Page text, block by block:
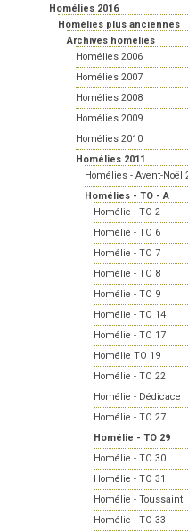
Homélies 2016
Homélies plus anciennes
Archives homélies
Homélies 2006
Homélies 2007
Homélies 2008
Homélies 2009
Homélies 2010
Homélies 2011
Homélies - Avent-Noël
Homélies - TO - A
Homélie - TO 2
Homélie - TO 6
Homélie - TO 7
Homélie - TO 8
Homélie - TO 9
Homélie - TO 14
Homélie - TO 17
Homélie TO 19
Homélie - TO 22
Homélie - Dédicace
Homélie - TO 27
Homélie - TO 29
Homélie - TO 30
Homélie - TO 31
Homélie - Toussaint
Homélie - TO 33